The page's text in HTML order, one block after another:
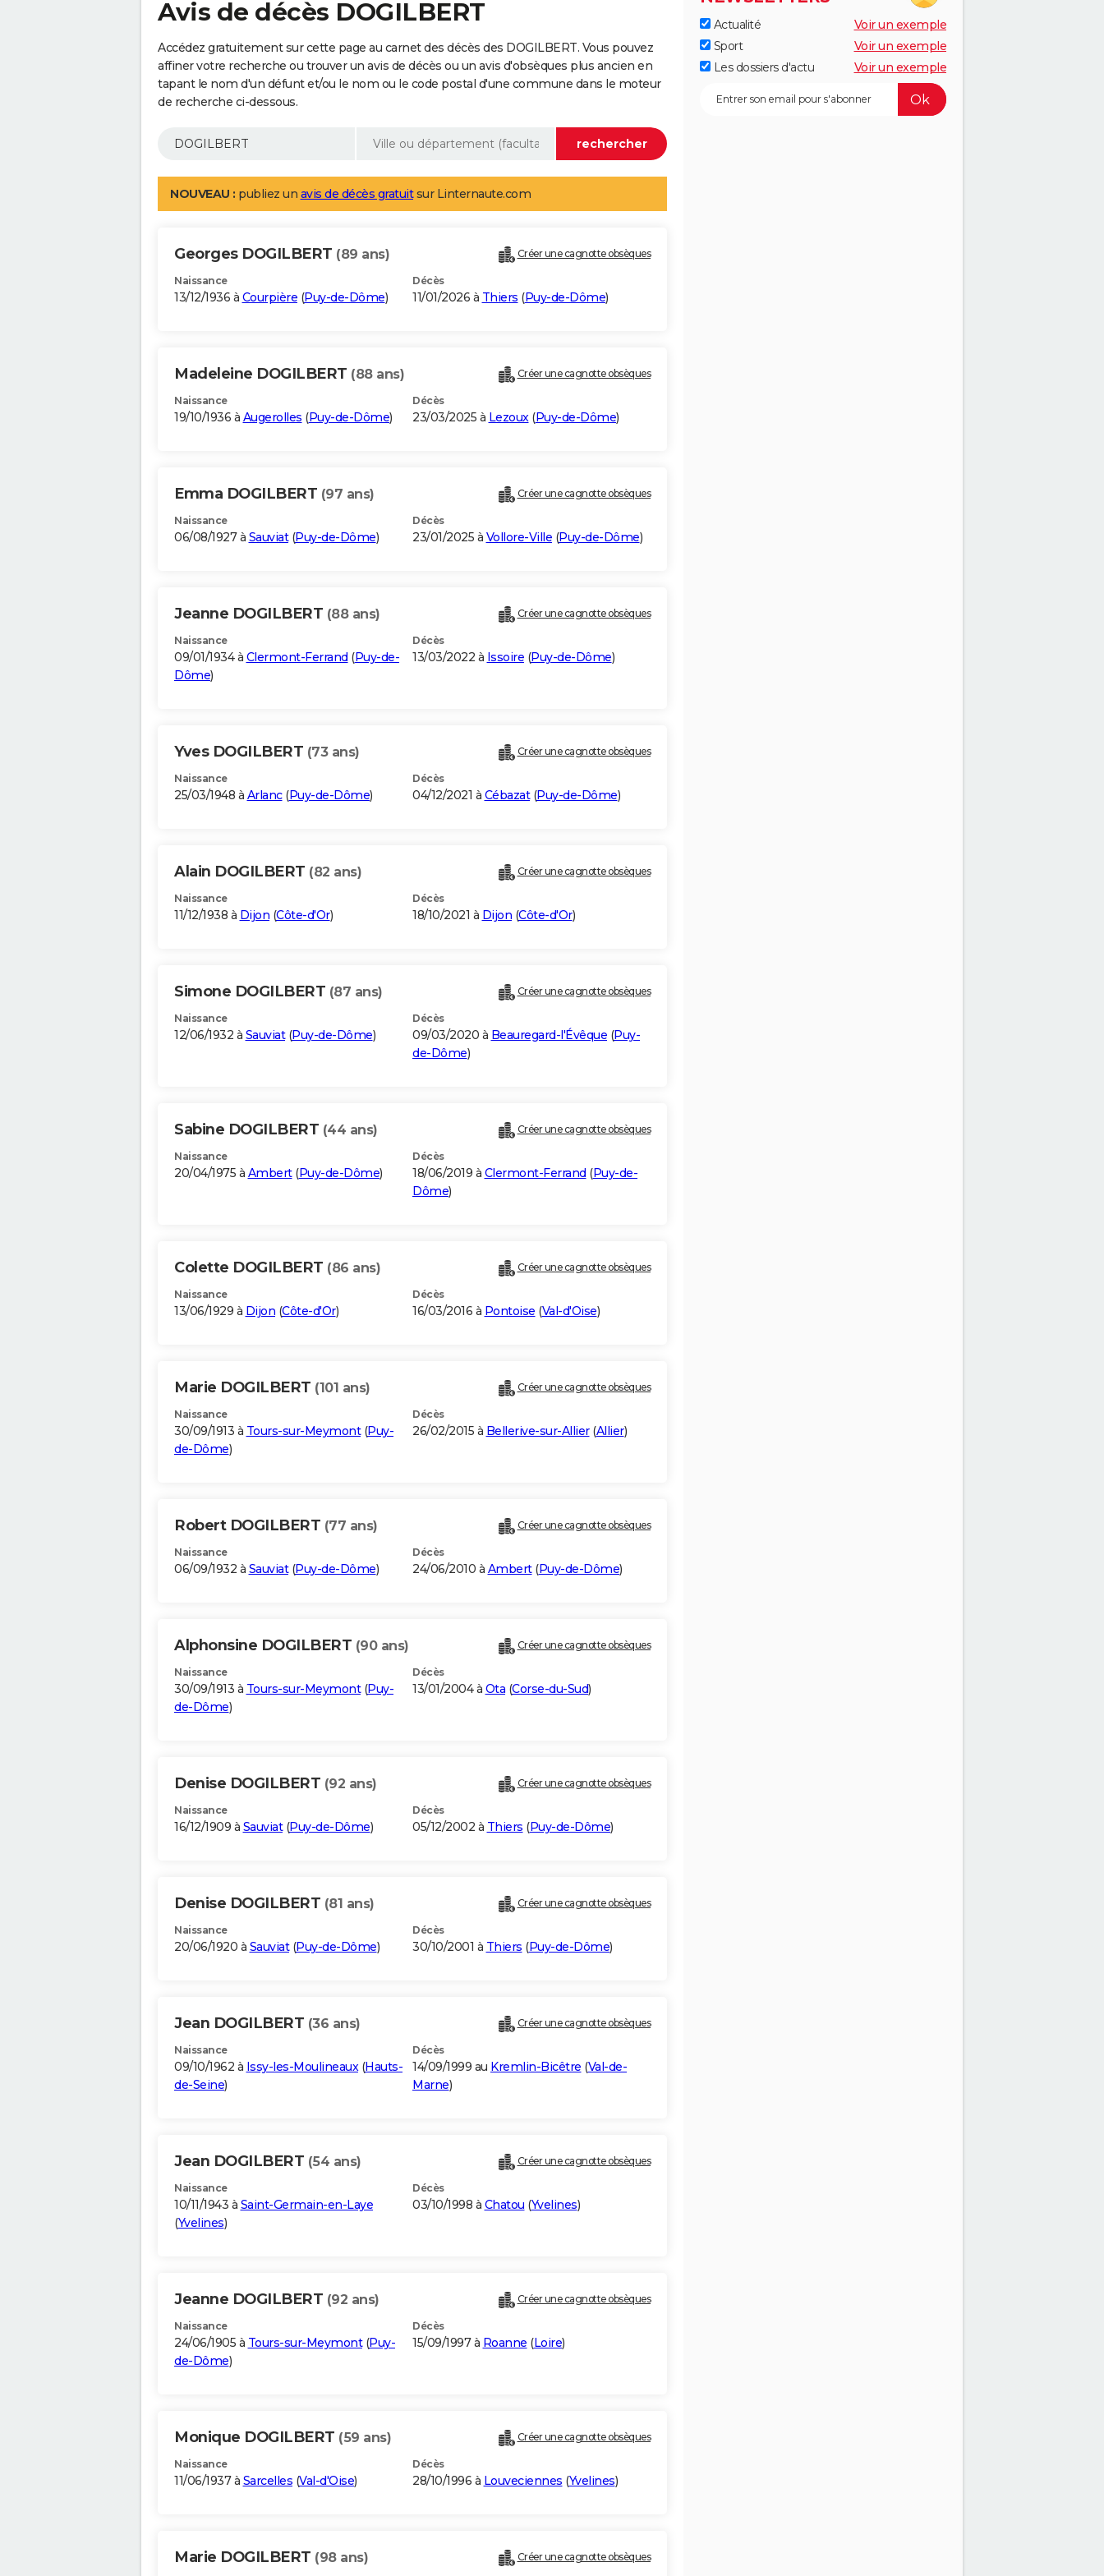
Avis de décès DOGILBERT
Accédez gratuitement sur cette page au carnet des décès des DOGILBERT. Vous pouvez
affiner votre recherche ou trouver un avis de décès ou un avis d'obsèques plus ancien en
tapant le nom d'un défunt et/ou le nom ou le code postal d'une commune dans le moteur
de recherche ci-dessous.
NOUVEAU : publiez un avis de décès gratuitsur Linternaute.com
Georges DOGILBERT (89 ans) Créer une cagnotte obsèques
Naissance
13/12/1936 à Courpière (Puy-de-Dôme)
Décès
11/01/2026 à Thiers (Puy-de-Dôme)
Madeleine DOGILBERT (88 ans) Créer une cagnotte obsèques
Naissance
19/10/1936 à Augerolles (Puy-de-Dôme)
Décès
23/03/2025 à Lezoux(Puy-de-Dôme)
Emma DOGILBERT (97 ans) Créer une cagnotte obsèques
Naissance
06/08/1927 à Sauviat(Puy-de-Dôme)
Décès
23/01/2025 à Vollore-Ville (Puy-de-Dôme)
Jeanne DOGILBERT (88 ans) Créer une cagnotte obsèques
Naissance
09/01/1934 à Clermont-Ferrand (Puy-de-
Dôme)
Décès
13/03/2022 à Issoire (Puy-de-Dôme)
Yves DOGILBERT (73 ans) Créer une cagnotte obsèques
Naissance
25/03/1948 à Arlanc(Puy-de-Dôme)
Décès
04/12/2021 à Cébazat(Puy-de-Dôme)
Alain DOGILBERT (82 ans) Créer une cagnotte obsèques
Naissance
11/12/1938 à Dijon (Côte-d'Or)
Décès
18/10/2021 à Dijon (Côte-d'Or)
Simone DOGILBERT (87 ans) Créer une cagnotte obsèques
Naissance
12/06/1932 à Sauviat(Puy-de-Dôme)
Décès
09/03/2020 à Beauregard-l'Évêque (Puy-
de-Dôme)
Sabine DOGILBERT (44 ans) Créer une cagnotte obsèques
Naissance
20/04/1975 à Ambert(Puy-de-Dôme)
Décès
18/06/2019 à Clermont-Ferrand (Puy-de-
Dôme)
Colette DOGILBERT (86 ans) Créer une cagnotte obsèques
Naissance
13/06/1929 à Dijon (Côte-d'Or)
Décès
16/03/2016 à Pontoise (Val-d'Oise)
Marie DOGILBERT (101 ans) Créer une cagnotte obsèques
Naissance
30/09/1913 à Tours-sur-Meymont(Puy-
de-Dôme)
Décès
26/02/2015 à Bellerive-sur-Allier(Allier)
Robert DOGILBERT (77 ans) Créer une cagnotte obsèques
Naissance
06/09/1932 à Sauviat(Puy-de-Dôme)
Décès
24/06/2010 à Ambert(Puy-de-Dôme)
Alphonsine DOGILBERT (90 ans) Créer une cagnotte obsèques
Naissance
30/09/1913 à Tours-sur-Meymont(Puy-
de-Dôme)
Décès
13/01/2004 à Ota (Corse-du-Sud)
Denise DOGILBERT (92 ans) Créer une cagnotte obsèques
Naissance
16/12/1909 à Sauviat(Puy-de-Dôme)
Décès
05/12/2002 à Thiers (Puy-de-Dôme)
Denise DOGILBERT (81 ans) Créer une cagnotte obsèques
Naissance
20/06/1920 à Sauviat(Puy-de-Dôme)
Décès
30/10/2001 à Thiers (Puy-de-Dôme)
Jean DOGILBERT (36 ans) Créer une cagnotte obsèques
Naissance
09/10/1962 à Issy-les-Moulineaux(Hauts-
de-Seine)
Décès
14/09/1999 au Kremlin-Bicêtre (Val-de-
Marne)
Jean DOGILBERT (54 ans) Créer une cagnotte obsèques
Naissance
10/11/1943 à Saint-Germain-en-Laye
(Yvelines)
Décès
03/10/1998 à Chatou (Yvelines)
Jeanne DOGILBERT (92 ans) Créer une cagnotte obsèques
Naissance
24/06/1905 à Tours-sur-Meymont(Puy-
de-Dôme)
Décès
15/09/1997 à Roanne (Loire)
Monique DOGILBERT (59 ans) Créer une cagnotte obsèques
Naissance
11/06/1937 à Sarcelles (Val-d'Oise)
Décès
28/10/1996 à Louveciennes (Yvelines)
Marie DOGILBERT (98 ans) Créer une cagnotte obsèques
Actualité
Voir un exemple
Sport
Voir un exemple
Les dossiers d'actu
Voir un exemple